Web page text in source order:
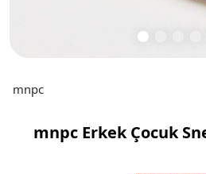
mnpc
mnpc Erkek Çocuk